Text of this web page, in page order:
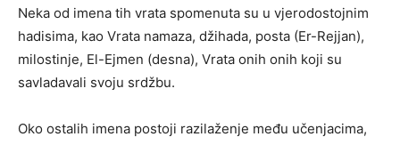
Neka od imena tih vrata spomenuta su u vjerodostojnim
hadisima, kao Vrata namaza, džihada, posta (Er-Rejjan),
milostinje, El-Ejmen (desna), Vrata onih onih koji su
savladavali svoju srdžbu.
Oko ostalih imena postoji razilaženje među učenjacima,